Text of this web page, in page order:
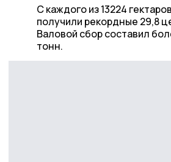
С каждого из 13224
получили рекордные 29,8
Валовой сбор составил
тонн.